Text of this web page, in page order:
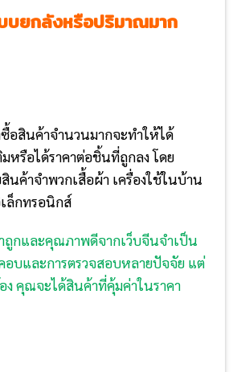
บยกลังหรือปริมาณมาก
ซื้อสินค้าจำนวนมากจะทำให้ได้
หรือได้ราคาต่อชิ้นที่ถูกลง โดย
นค้าจำพวกเสื้อผ้า เครื่องใช้ในบ้าน
ล็กทรอนิกส์
ถูกและคุณภาพดีจากเว็บจีนจำเป็น
อบและการตรวจสอบหลายปัจจัย แต่
ง คุณจะได้สินค้าที่คุ้มค่าในราคา